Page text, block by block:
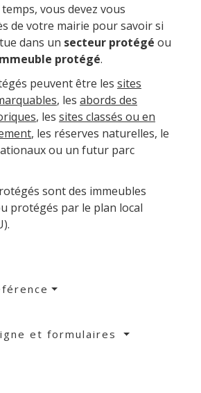
vous devez vous
de votre mairie pour savoir si
dans un secteur protégé ou
protégé.
peuvent être les sites
, les abords des
, les sites classés ou en
, les réserves naturelles, le
ou un futur parc
sont des immeubles
protégés par le plan local
et formulaires